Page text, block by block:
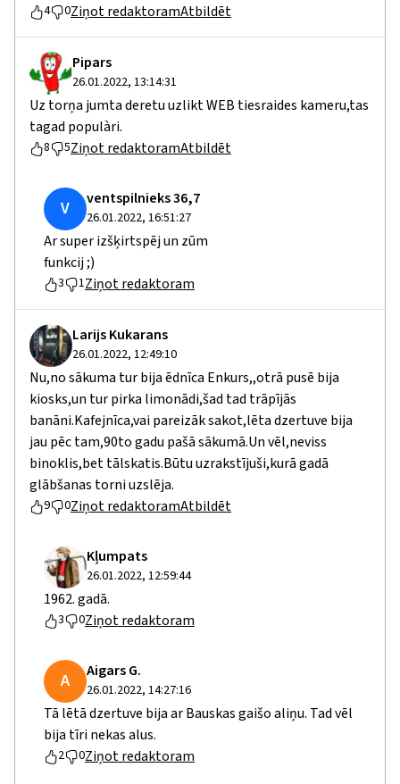
4 0Ziņot redaktoramAtbildēt
Pipars
26.01.2022, 13:14:31
Uz torņa jumta deretu uzlikt WEB tiesraides kameru,tas
tagad populàri.
8 5Ziņot redaktoramAtbildēt
V ventspilnieks 36,7
26.01.2022, 16:51:27
Ar super izšķirtspēj un zūm
funkcij ;)
3 1Ziņot redaktoram
Larijs Kukarans
26.01.2022, 12:49:10
Nu,no sākuma tur bija ēdnīca Enkurs,,otrā pusē bija
kiosks,un tur pirka limonādi,šad tad trāpījās
banāni.Kafejnīca,vai pareizāk sakot,lēta dzertuve bija
jau pēc tam,90to gadu pašā sākumā.Un vēl,neviss
binoklis,bet tālskatis.Būtu uzrakstījuši,kurā gadā
glābšanas torni uzslēja.
9 0Ziņot redaktoramAtbildēt
Kļumpats
26.01.2022, 12:59:44
1962. gadā.
3 0Ziņot redaktoram
A Aigars G.
26.01.2022, 14:27:16
Tā lētā dzertuve bija ar Bauskas gaišo aliņu. Tad vēl
bija tīri nekas alus.
2 0Ziņot redaktoram